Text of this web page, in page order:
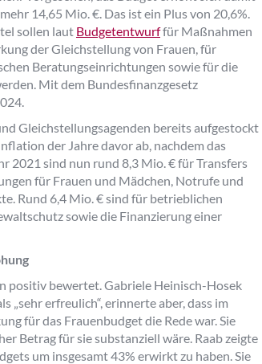
14,65 Mio. €. Das ist ein Plus von 20,6%.
sollen laut Budgetentwurffür Maßnahmen
der Gleichstellung von Frauen, für
Beratungseinrichtungen sowie für die
Mit dem Bundesfinanzgesetz
Gleichstellungsagenden bereits aufgestockt
der Jahre davor ab, nachdem das
2021 sind nun rund 8,3 Mio. € für Transfers
für Frauen und Mädchen, Notrufe und
Rund 6,4 Mio. € sind für betrieblichen
sowie die Finanzierung einer
positiv bewertet. Gabriele Heinisch-Hosek
„sehr erfreulich“, erinnerte aber, dass im
für das Frauenbudget die Rede war. Sie
Betrag für sie substanziell wäre. Raab zeigte
um insgesamt 43% erwirkt zu haben. Sie